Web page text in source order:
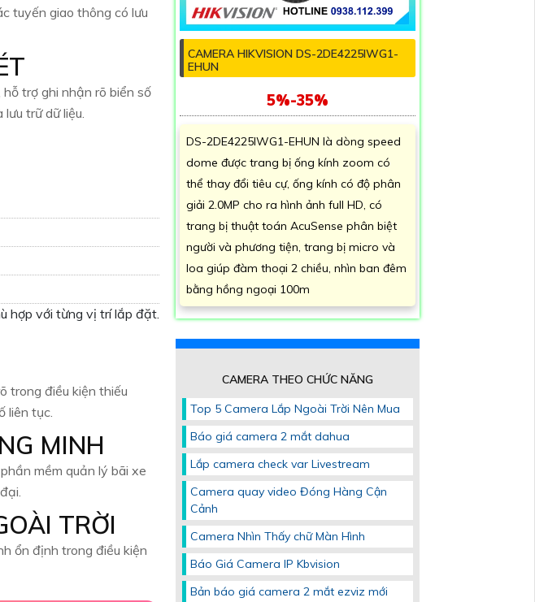
tuyến giao thông có lưu
trợ ghi nhận rõ biển số
trữ dữ liệu.
hợp với từng vị trí lắp đặt.
trong điều kiện thiếu
liên tục.
MINH
mềm quản lý bãi xe
TRỜI
ổn định trong điều kiện
CAMERA HIKVISION DS-2DE4225IWG1-
EHUN
5%-35%
DS-2DE4225IWG1-EHUN là dòng speed
dome được trang bị ống kính zoom có
thể thay đổi tiêu cự, ống kính có độ phân
giải 2.0MP cho ra hình ảnh full HD, có
trang bị thuật toán AcuSense phân biệt
người và phương tiện, trang bị micro và
loa giúp đàm thoại 2 chiều, nhìn ban đêm
bằng hồng ngoại 100m
CAMERA THEO CHỨC NĂNG
Top 5 Camera Lắp Ngoài Trời Nên Mua
Báo giá camera 2 mắt dahua
Lắp camera check var Livestream
Camera quay video Đóng Hàng Cận
Cảnh
Camera Nhìn Thấy chữ Màn Hình
Báo Giá Camera IP Kbvision
Bản báo giá camera 2 mắt ezviz mới